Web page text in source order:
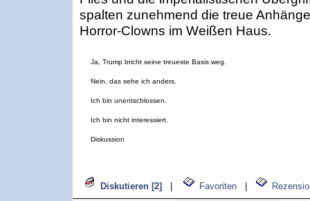
spalten zunehmend die treue
Horror-Clowns im Weißen Haus.
Ja, Trump bricht seine treueste Basis weg.
Nein, das sehe ich anders.
Ich bin unentschlossen.
Ich bin nicht interessiert.
Diskussion
Diskutieren [2] Favoriten